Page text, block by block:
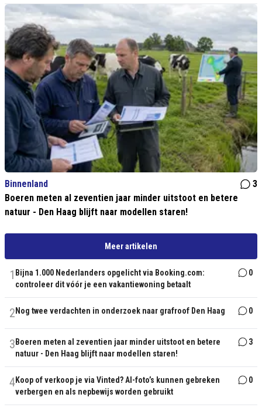
Binnenland
3
Boeren meten al zeventien jaar minder uitstoot en betere
natuur - Den Haag blijft naar modellen staren!
Meer artikelen
1 Bijna 1.000 Nederlanders opgelicht via Booking.com:
controleer dit vóór je een vakantiewoning betaalt
0
2 Nog twee verdachten in onderzoek naar grafroof Den Haag 0
3 Boeren meten al zeventien jaar minder uitstoot en betere
natuur - Den Haag blijft naar modellen staren!
3
4Koop of verkoop je via Vinted? AI-foto’s kunnen gebreken
verbergen en als nepbewijs worden gebruikt
0